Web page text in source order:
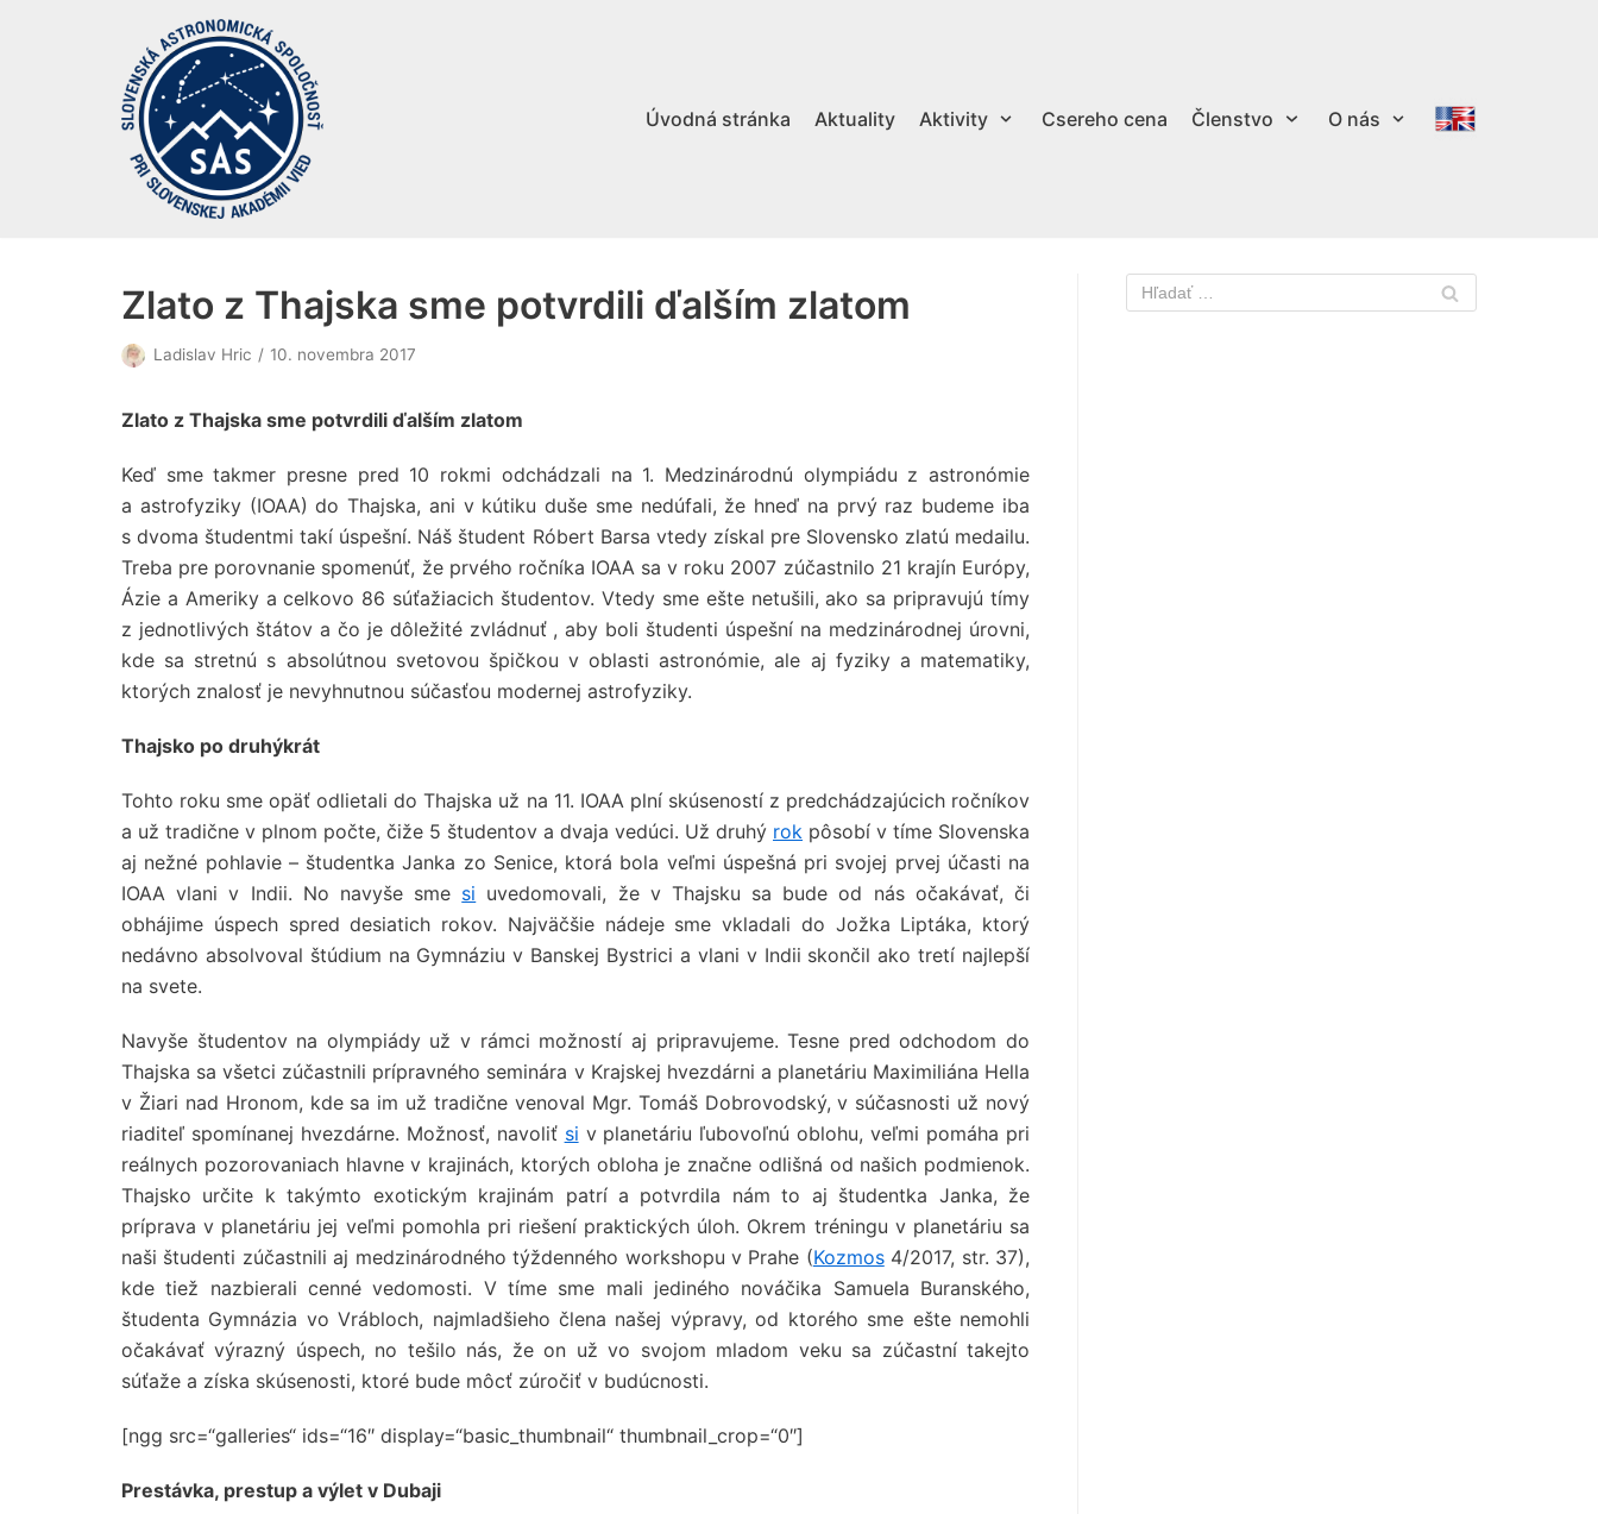
Úvodná stránka Aktuality Aktivity Csereho cena Členstvo O nás
Zlato z Thajska sme potvrdili ďalším zlatom
Ladislav Hric 10. novembra 2017
Zlato z Thajska sme potvrdili ďalším zlatom
Keď sme takmer presne pred 10 rokmi odchádzali na 1. Medzinárodnú olympiádu z astronómie
a astrofyziky (IOAA) do Thajska, ani v kútiku duše sme nedúfali, že hneď na prvý raz budeme iba
s dvoma študentmi takí úspešní. Náš študent Róbert Barsa vtedy získal pre Slovensko zlatú medailu.
Treba pre porovnanie spomenúť, že prvého ročníka IOAA sa v roku 2007 zúčastnilo 21 krajín Európy,
Ázie a Ameriky a celkovo 86 súťažiacich študentov. Vtedy sme ešte netušili, ako sa pripravujú tímy
z jednotlivých štátov a čo je dôležité zvládnuť , aby boli študenti úspešní na medzinárodnej úrovni,
kde sa stretnú s absolútnou svetovou špičkou v oblasti astronómie, ale aj fyziky a matematiky,
ktorých znalosť je nevyhnutnou súčasťou modernej astrofyziky.
Thajsko po druhýkrát
Tohto roku sme opäť odlietali do Thajska už na 11. IOAA plní skúseností z predchádzajúcich ročníkov
a už tradične v plnom počte, čiže 5 študentov a dvaja vedúci. Už druhý rok pôsobí v tíme Slovenska
aj nežné pohlavie – študentka Janka zo Senice, ktorá bola veľmi úspešná pri svojej prvej účasti na
IOAA vlani v Indii. No navyše sme si uvedomovali, že v Thajsku sa bude od nás očakávať, či
obhájime úspech spred desiatich rokov. Najväčšie nádeje sme vkladali do Jožka Liptáka, ktorý
nedávno absolvoval štúdium na Gymnáziu v Banskej Bystrici a vlani v Indii skončil ako tretí najlepší
na svete.
Navyše študentov na olympiády už v rámci možností aj pripravujeme. Tesne pred odchodom do
Thajska sa všetci zúčastnili prípravného seminára v Krajskej hvezdárni a planetáriu Maximiliána Hella
v Žiari nad Hronom, kde sa im už tradične venoval Mgr. Tomáš Dobrovodský, v súčasnosti už nový
riaditeľ spomínanej hvezdárne. Možnosť, navoliť si v planetáriu ľubovoľnú oblohu, veľmi pomáha pri
reálnych pozorovaniach hlavne v krajinách, ktorých obloha je značne odlišná od našich podmienok.
Thajsko určite k takýmto exotickým krajinám patrí a potvrdila nám to aj študentka Janka, že
príprava v planetáriu jej veľmi pomohla pri riešení praktických úloh. Okrem tréningu v planetáriu sa
naši študenti zúčastnili aj medzinárodného týždenného workshopu v Prahe (Kozmos4/2017, str. 37),
kde tiež nazbierali cenné vedomosti. V tíme sme mali jediného nováčika Samuela Buranského,
študenta Gymnázia vo Vrábloch, najmladšieho člena našej výpravy, od ktorého sme ešte nemohli
očakávať výrazný úspech, no tešilo nás, že on už vo svojom mladom veku sa zúčastní takejto
súťaže a získa skúsenosti, ktoré bude môcť zúročiť v budúcnosti.
[ngg src=“galleries“ ids=“16″ display=“basic_thumbnail“ thumbnail_crop=“0″]
Prestávka, prestup a výlet v Dubaji